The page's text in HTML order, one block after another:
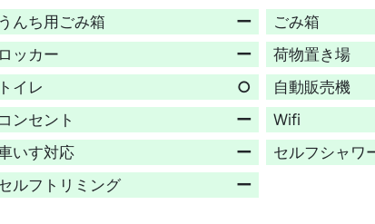
うんち用ごみ箱 ー ごみ箱
ロッカー
ー 荷物置き場
トイレ
○ 自動販売機
コンセント
ー Wifi
いす対応
ー セルフシャワ
ルフトリミング
ー